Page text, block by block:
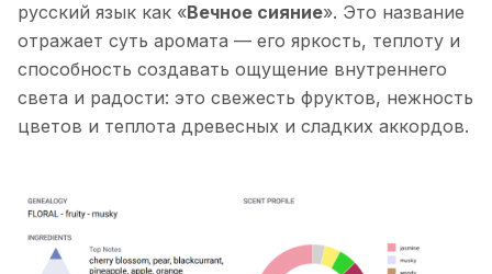
русский язык как «Вечное сияние». Это название
отражает суть аромата — его яркость, теплоту и
способность создавать ощущение внутреннего
света и радости: это свежесть фруктов, нежность
цветов и теплота древесных и сладких аккордов.